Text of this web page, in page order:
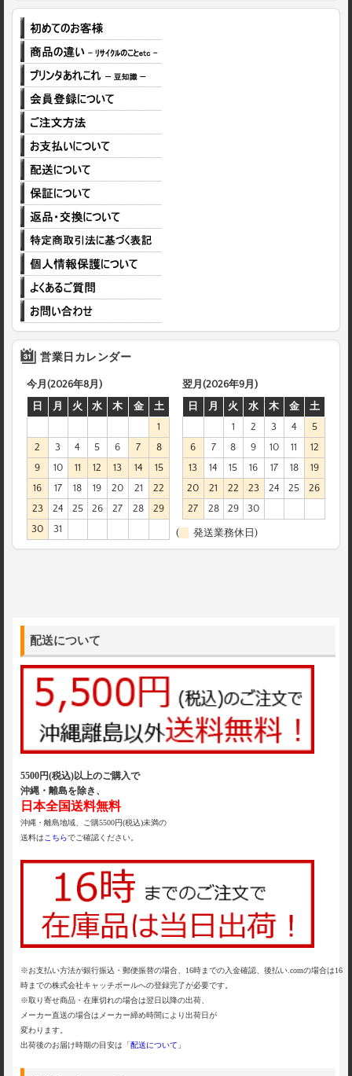
営業日カレンダー
今月(2026年8月)
日
月 火 水 木 金
土
1
2
3 4 5 6 7
8
9
10 11 12 13 14
15
16
17 18 19 20 21
22
23
24 25 26 27 28
29
30
31
翌月(2026年9月)
日
月 火 水 木 金
土
1
2 3 4
5
6
7 8 9 10 11
12
13
14 15 16 17 18
19
20
21 22 23 24 25
26
27
28 29 30
( 発送業務休日)
配送について
5500円(税込)以上のご購入で
沖縄・離島を除き、
日本全国送料無料
沖縄・離島地域、ご購5500円(税込)未満の
送料は こちらでご確認ください。
※お支払い方法が銀行振込・郵便振替の場合、16時までの入金確認、後払い.comの場合は16
時までの株式会社キャッチボールへの登録完了が必要です。
※取り寄せ商品・在庫切れの場合は翌日以降の出荷、
メーカー直送の場合はメーカー締め時間により出荷日が
変わります。
出荷後のお届け時期の目安は「配送について 」